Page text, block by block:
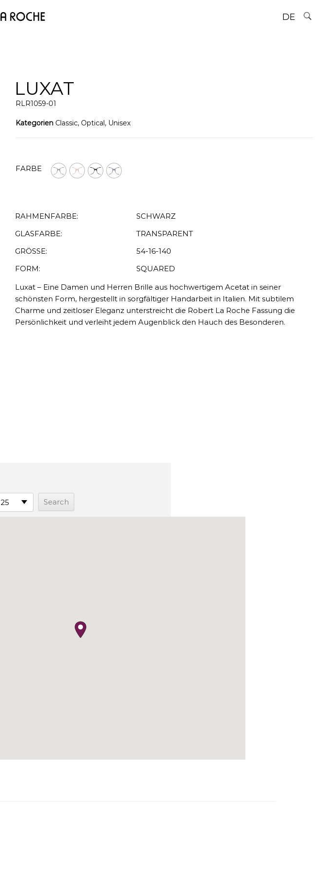
DE
LUXAT
RLR1059-01
Kategorien Classic, Optical, Unisex
FARBE
RAHMENFARBE:
SCHWARZ
GLASFARBE:
TRANSPARENT
GRÖSSE:
54-16-140
FORM:
SQUARED
Luxat – Eine Damen und Herren Brille aus hochwertigem Acetat in seiner
schönsten Form, hergestellt in sorgfältiger Handarbeit in Italien. Mit subtilem
Charme und zeitloser Eleganz unterstreicht die Robert La Roche Fassung die
Persönlichkeit und verleiht jedem Augenblick den Hauch des Besonderen.
25